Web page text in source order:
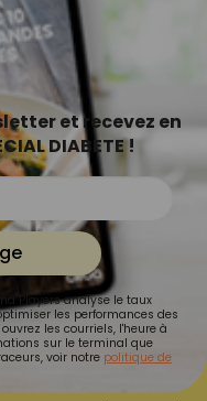
et recevez en
DIABETE !
Players analyse le taux
les performances des
les courriels, l'heure à
sur le terminal que
voir notre politique de